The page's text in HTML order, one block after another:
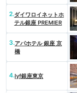
2.ダイワロイネットホ
テル銀座 PREMIER
3.アパホテル 銀座 京
橋
4.lyf銀座東京